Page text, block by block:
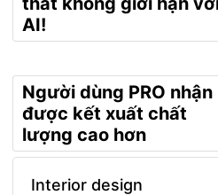
AI!
Người dùng PRO nhận
được kết xuất chất
lượng cao hơn
Interior design